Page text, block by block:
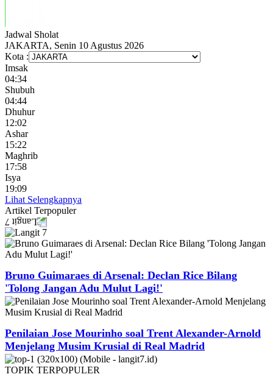
Jadwal Sholat
JAKARTA, Senin 10 Agustus 2026
Kota :
Imsak
04:34
Shubuh
04:44
Dhuhur
12:02
Ashar
15:22
Maghrib
17:58
Isya
19:09
Lihat Selengkapnya
Artikel Terpopuler
Bruno Guimaraes di Arsenal: Declan Rice Bilang
'Tolong Jangan Adu Mulut Lagi!'
Penilaian Jose Mourinho soal Trent Alexander-Arnold
Menjelang Musim Krusial di Real Madrid
TOPIK TERPOPULER